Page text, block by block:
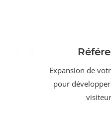
Expansion de
pour